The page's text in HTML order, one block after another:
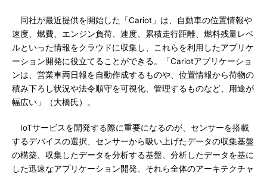
同社が最近提供を開始した「Cariot」は、自動車の位置情報や
速度、燃費、エンジン負荷、速度、累積走行距離、燃料残量レベ
ルといった情報をクラウドに収集し、これらを利用したアプリケ
ーション開発に役立てることができる。「Cariotアプリケーショ
ンは、営業車両日報を自動作成するものや、位置情報から荷物の
積み下ろし状況や法令順守を可視化、管理するものなど、用途が
幅広い」（大橋氏）。
IoTサービスを開発する際に重要になるのが、センサーを搭載
するデバイスの選択、センサーから吸い上げたデータの収集基盤
の構築、収集したデータを分析する基盤、分析したデータを基に
した迅速なアプリケーション開発、それら全体のアーキテクチャ